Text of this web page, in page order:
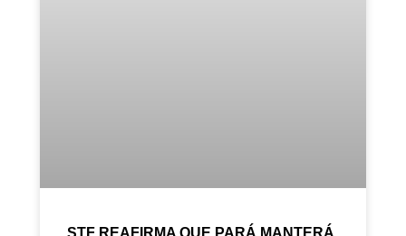
STF REAFIRMA QUE PARÁ MANTERÁ